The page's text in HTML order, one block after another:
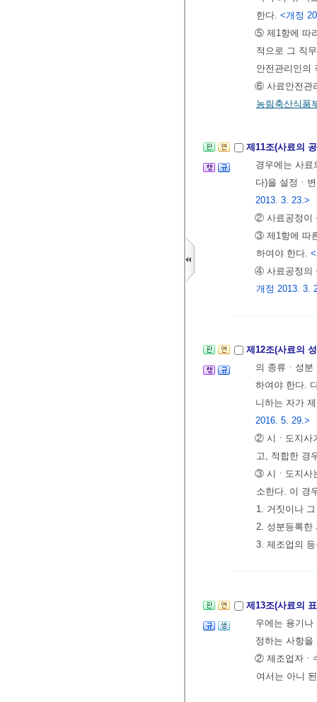
한다. <개정
⑤ 제1항에 따
적으로 그 직
안전관리인의
⑥ 사료안전관
농림축산식품
제11조(사료의
경우에는 사료
다)을 설정ㆍ
2013. 3. 23.>
② 사료공정이
③ 제1항에 따
하여야 한다.
④ 사료공정의
개정 2013. 3.
제12조(사료의
의 종류ㆍ성
하여야 한다.
니하는 자가
2016. 5. 29.>
② 시ㆍ도지사
고, 적합한 경
③ 시ㆍ도지사
소한다. 이 경
1. 거짓이나
2. 성분등록한
3. 제조업의
제13조(사료의
우에는 용기
정하는 사항
② 제조업자ㆍ
여서는 아니